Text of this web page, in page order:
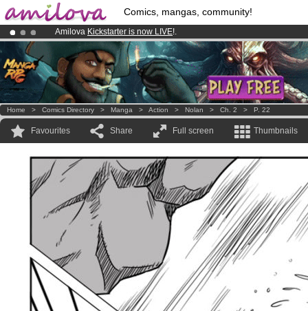
Comics, mangas, community!
Amilova Kickstarter is now LIVE!.
Premium membership from3.95 eurosper month !Get membership
Already 100000membersand 1000 comics & mangas!.
Home > Comics Directory > Manga > Action > Nolan > Ch. 2 > P. 22
Favourites Share Full screen Thumbnails